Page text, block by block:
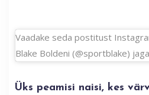
Vaadake seda postitust
Blake Boldeni (@sportblake)
Üks peamisi naisi, kes